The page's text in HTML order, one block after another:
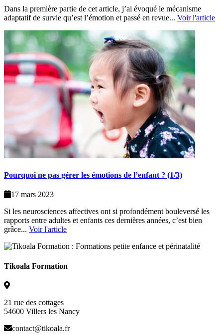
Dans la première partie de cet article, j’ai évoqué le mécanisme
adaptatif de survie qu’est l’émotion et passé en revue... Voir l'article
Pourquoi ne pas gérer les émotions de l’enfant ? (1/3)
17 mars 2023
Si les neurosciences affectives ont si profondément bouleversé les
rapports entre adultes et enfants ces dernières années, c’est bien
grâce... Voir l'article
Tikoala Formation
21 rue des cottages
54600 Villers les Nancy
contact@tikoala.fr